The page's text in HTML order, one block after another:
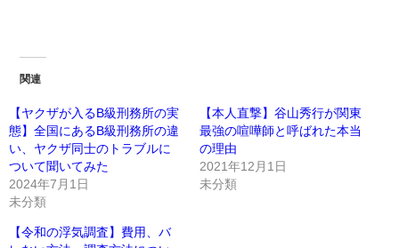
関連
【ヤクザが入るB級刑務所の実
態】全国にあるB級刑務所の違
い、ヤクザ同士のトラブルに
ついて聞いてみた
2024年7月1日
未分類
【本人直撃】谷山秀行が関東
最強の喧嘩師と呼ばれた本当
の理由
2021年12月1日
未分類
【令和の浮気調査】費用、バ